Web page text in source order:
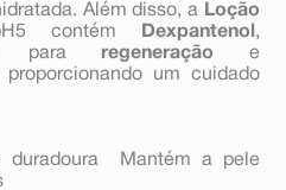
Além disso, a Loção
contém Dexpantenol ,
para regeneração e
proporcionando um cuidado
 Mantém a pele